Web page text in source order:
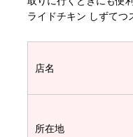
ライドチキン しずてつ
店名
所在地